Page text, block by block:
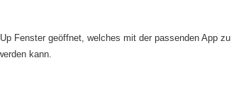
Fenster geöffnet, welches mit der passenden App zu
kann.